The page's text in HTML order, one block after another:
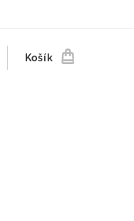
Košík